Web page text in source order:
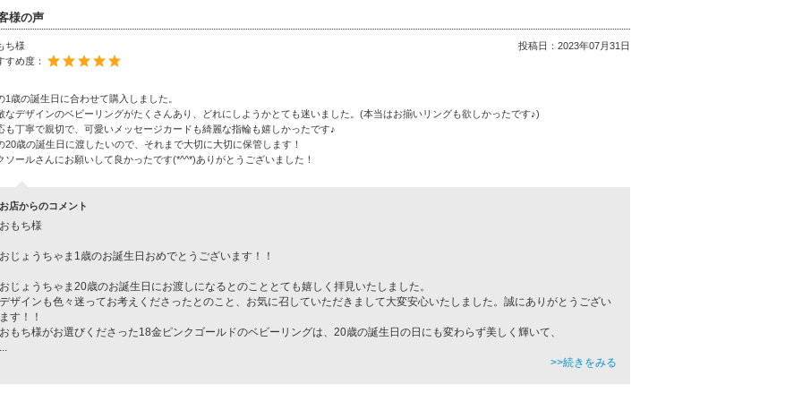
様の声
ち様 投稿日： 2023年07月31日
すめ度：
1歳の誕生日に合わせて購入しました。
なデザインのベビーリングがたくさんあり、どれにしようかとても迷いました。(本当はお揃いリングも欲しかったです♪)
も丁寧で親切で、可愛いメッセージカードも綺麗な指輪も嬉しかったです♪
20歳の誕生日に渡したいので、それまで大切に大切に保管します！
ソールさんにお願いして良かったです(*^^*)ありがとうございました！
お店からのコメント
おもち様
おじょうちゃま1歳のお誕生日おめでとうございます！！
おじょうちゃま20歳のお誕生日にお渡しになるとのこととても嬉しく拝見いたしました。
デザインも色々迷ってお考えくださったとのこと、お気に召していただきまして大変安心いたしました。誠にありがとうござい
ます！！
おもち様がお選びくださった18金ピンクゴールドのベビーリングは、20歳の誕生日の日にも変わらず美しく輝いて、
...
>>続きをみる